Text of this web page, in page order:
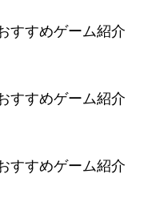
すすめゲーム紹介
すすめゲーム紹介
すすめゲーム紹介